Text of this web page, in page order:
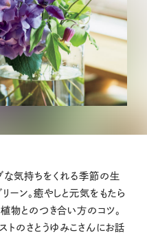
な気持ちをくれる季節の生
ーン。癒やしと元気をもたら
物とのつき合い方のコツ。
トのさとうゆみこさんにお話